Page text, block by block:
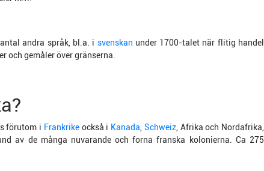
andra språk, bl.a. i svenskan under 1700-talet när flitig handel
och gemåler över gränserna.
förutom i Frankrikeockså i Kanada Schweiz, Afrika och Nordafrika,
av de många nuvarande och forna franska kolonierna. Ca 275